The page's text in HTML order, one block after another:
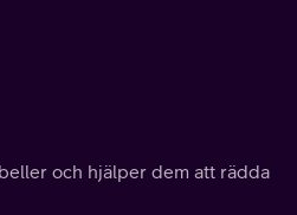
och hjälper dem att rädda